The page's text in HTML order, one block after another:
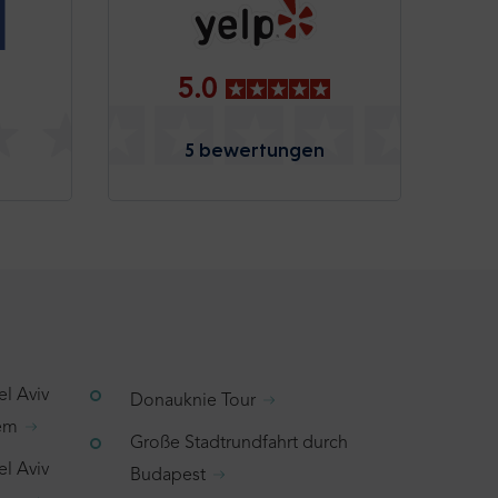
5.0
5 bewertungen
Aviv
Aviv
Donauknie Tour
Große Stadtrundfahrt durch
Budapest